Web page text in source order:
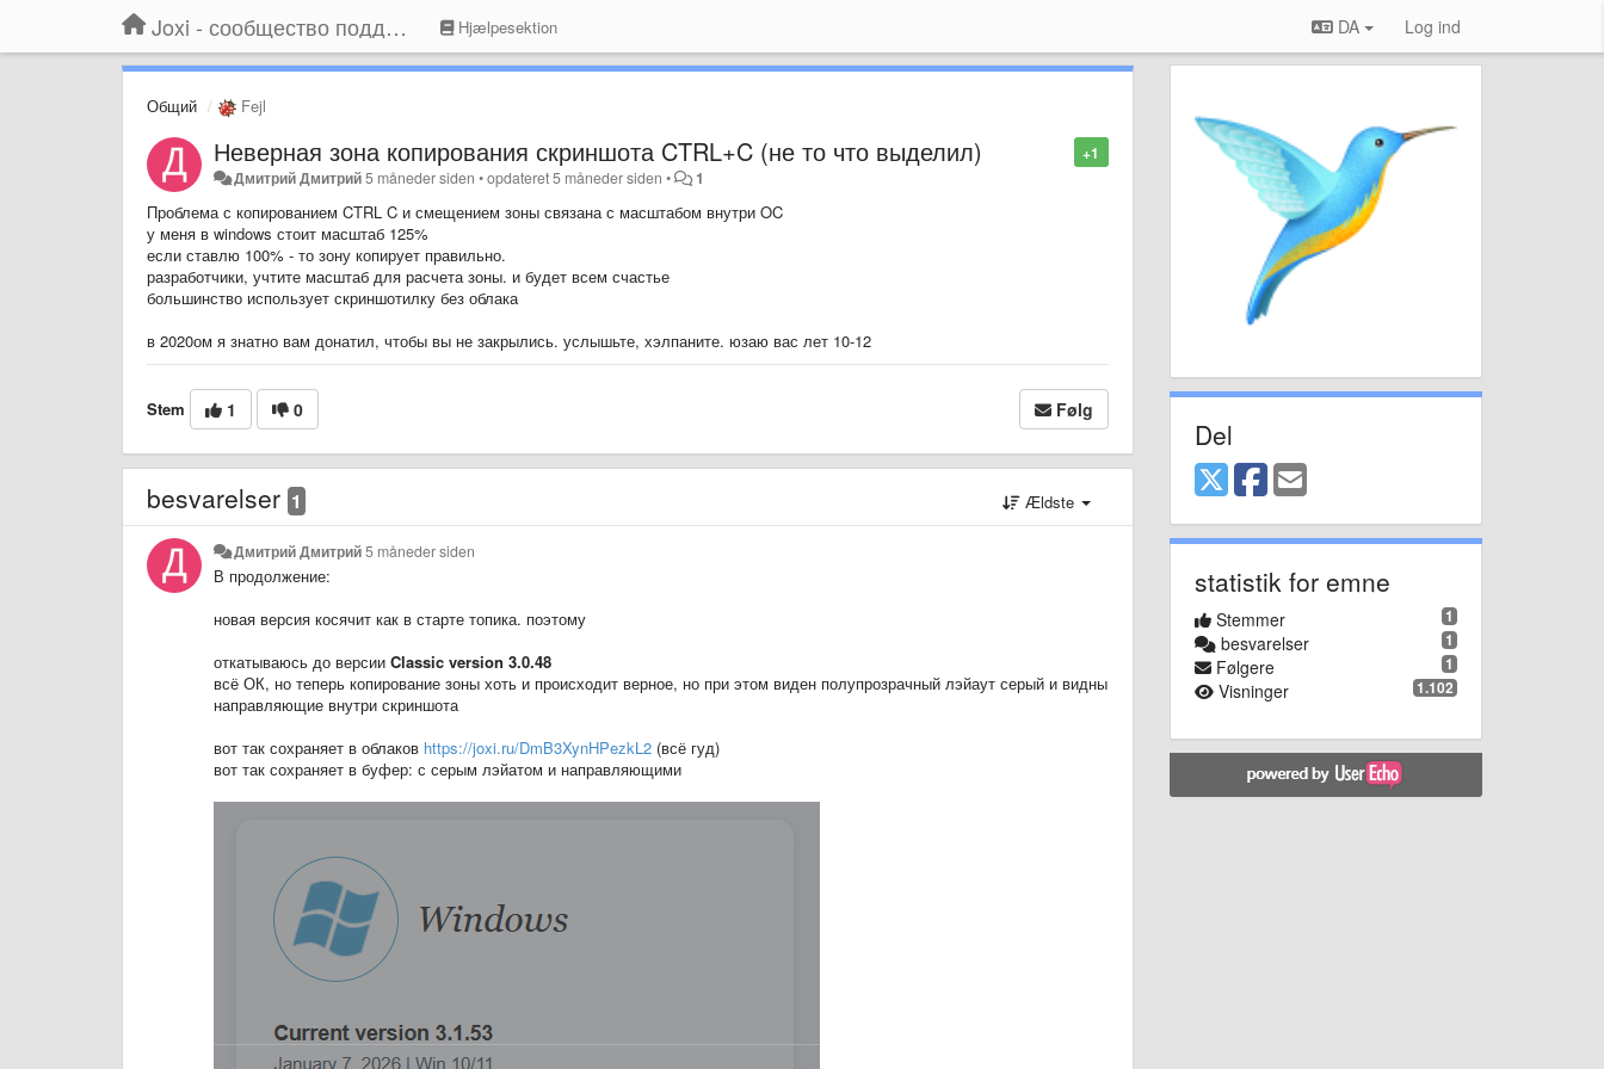
Joxi - сообщество поддержки Hjælpesektion DA Log ind
Общий Fejl
+1
Неверная зона копирования скриншота CTRL+C (не то что выделил)
Дмитрий Дмитрий5 måneder siden •opdateret5 måneder siden • 1
Проблема с копированием CTRL C и смещением зоны связана с масштабом внутри OC
у меня в windows стоит масштаб 125%
если ставлю 100% - то зону копирует правильно.
разработчики, учтите масштаб для расчета зоны. и будет всем счастье
большинство использует скриншотилку без облака
в 2020ом я знатно вам донатил, чтобы вы не закрылись. услышьте, хэлпаните. юзаю вас лет 10-12
Stem 1 0 Følg
besvarelser 1 Ældste
Дмитрий Дмитрий5 måneder siden
В продолжение:
новая версия косячит как в старте топика. поэтому
откатываюсь до версии Classic version 3.0.48
всё ОК, но теперь копирование зоны хоть и происходит верное, но при этом виден полупрозрачный лэйаут серый и видны
направляющие внутри скриншота
вот так сохраняет в облаков https://joxi.ru/DmB3XynHPezkL2 (всё гуд)
вот так сохраняет в буфер: с серым лэйатом и направляющими
Del
statistik for emne
1
Stemmer
1
besvarelser
1
Følgere
1.102
Visninger